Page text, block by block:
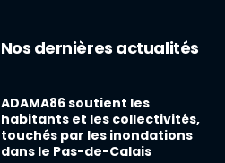
Nos dernières actualités
ADAMA86 soutient les
habitants et les collectivités,
touchés par les inondations
dans le Pas-de-Calais